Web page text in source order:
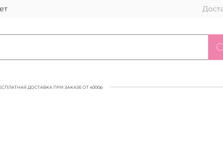
ДОСТАВКА ПРИ ЗАКАЗЕ ОТ 4000р